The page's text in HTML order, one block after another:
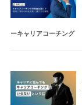
ーキャリアコーチング